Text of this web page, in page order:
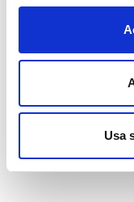
Usa